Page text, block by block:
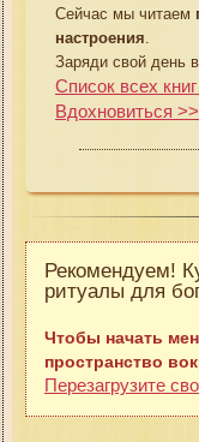
Сейчас мы читаем
настроения
Заряди свой день
Список всех
Вдохновиться >>
Рекомендуем!
ритуалы для
Чтобы начать
пространство
Перезагрузите